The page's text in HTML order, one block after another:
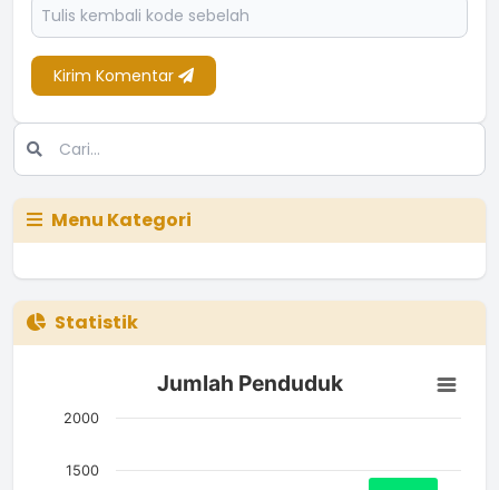
Kirim Komentar
Menu Kategori
Statistik
Jumlah Penduduk
Bar chart with 3 bars.
The chart has 1 X axis displaying categories.
Jumlah Penduduk
1500
2000